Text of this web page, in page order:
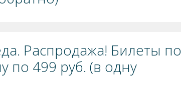
Распродажа! Билеты по
по 499 руб. (в одну